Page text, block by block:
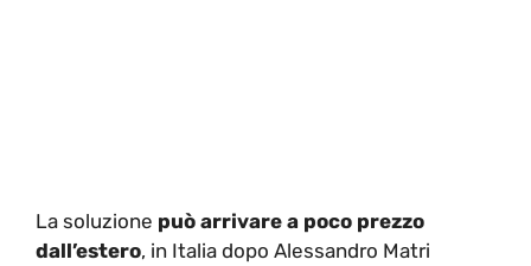
La soluzione può arrivare a poco prezzo
dall’estero, in Italia dopo Alessandro Matri